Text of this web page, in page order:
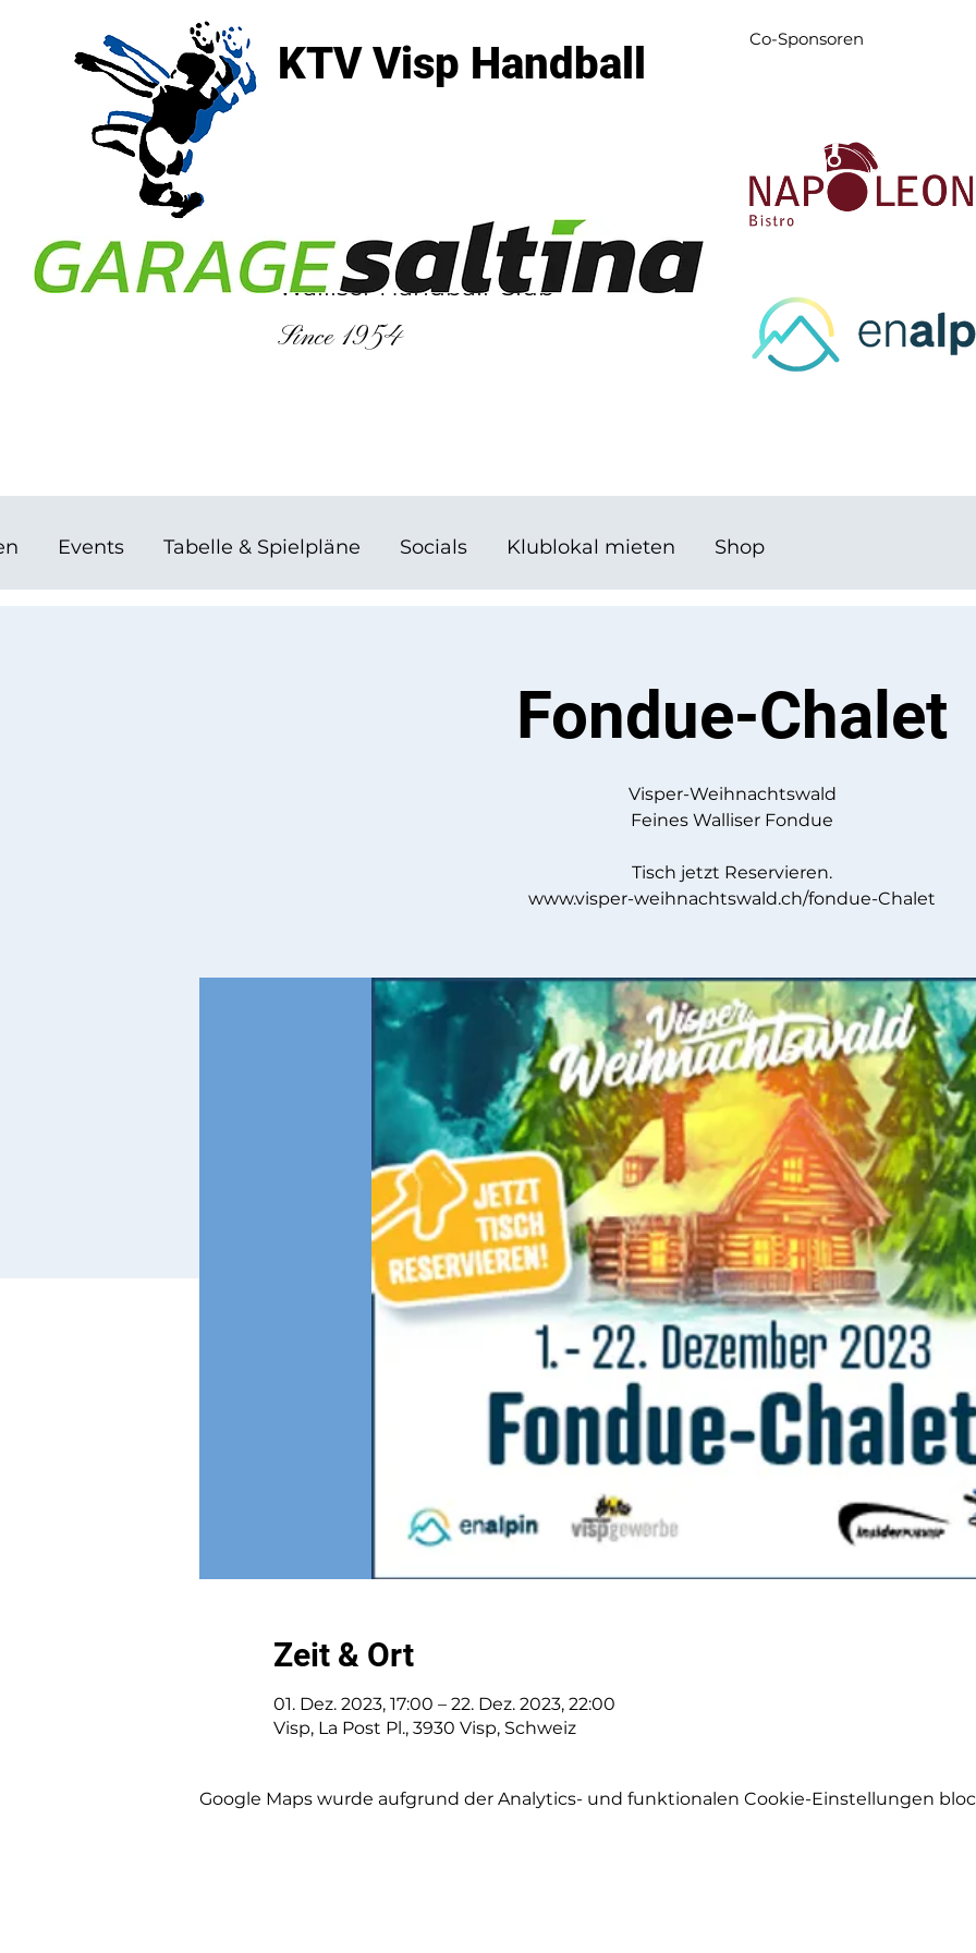
KTV Visp Handball
3930 Visp
Walliser Handball-Club
Since 1954
Co-Sponsoren
Events Tabelle & Spielpläne Socials Klublokal mieten Shop
Fondue-Chalet
Visper-Weihnachtswald
Feines Walliser Fondue
Tisch jetzt Reservieren.
www.visper-weihnachtswald.ch/fondue-Chalet
Zeit & Ort
01. Dez. 2023, 17:00 – 22. Dez. 2023, 22:00
Visp, La Post Pl., 3930 Visp, Schweiz
Google Maps wurde aufgrund der Analytics- und funktionalen Cookie-Einstellungen